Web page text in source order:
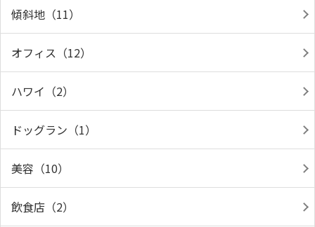
傾斜地（11）
オフィス（12）
ハワイ（2）
ドッグラン（1）
美容（10）
飲食店（2）